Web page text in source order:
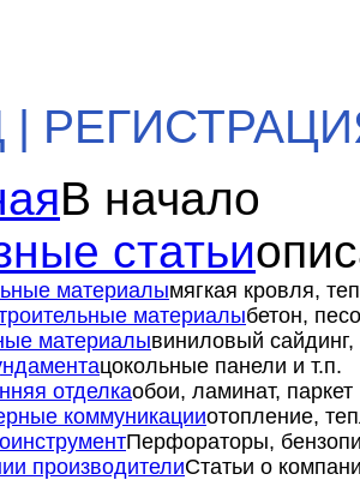
|
В начало
статьи
материалымягкая кровля,
материалыбетон,
материалывиниловый сайдинг,
цокольные панели и т.п.
отделкаобои, ламинат, паркет
коммуникацииотопление,
Перфораторы,
производителиСтатьи о